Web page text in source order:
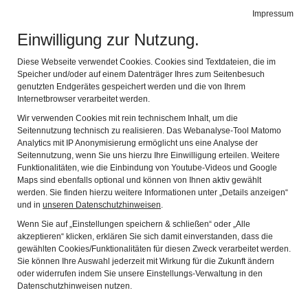
Impressum
Einwilligung zur Nutzung.
Diese Webseite verwendet Cookies. Cookies sind Textdateien, die im
Speicher und/oder auf einem Datenträger Ihres zum Seitenbesuch
genutzten Endgerätes gespeichert werden und die von Ihrem
Internetbrowser verarbeitet werden.
Wir verwenden Cookies mit rein technischem Inhalt, um die
Seitennutzung technisch zu realisieren. Das Webanalyse-Tool Matomo
Analytics mit IP Anonymisierung ermöglicht uns eine Analyse der
Seitennutzung, wenn Sie uns hierzu Ihre Einwilligung erteilen. Weitere
Funktionalitäten, wie die Einbindung von Youtube-Videos und Google
Maps sind ebenfalls optional und können von Ihnen aktiv gewählt
werden. Sie finden hierzu weitere Informationen unter „Details anzeigen“
und in unseren Datenschutzhinweisen.
Wenn Sie auf „Einstellungen speichern & schließen“ oder „Alle
akzeptieren“ klicken, erklären Sie sich damit einverstanden, dass die
gewählten Cookies/Funktionalitäten für diesen Zweck verarbeitet werden.
Sie können Ihre Auswahl jederzeit mit Wirkung für die Zukunft ändern
oder widerrufen indem Sie unsere Einstellungs-Verwaltung in den
Datenschutzhinweisen nutzen.
Mitarbeiterinnen und Mitarbeiter
Verwaltung
Sammlung und Technik
Bundesfreiwilligendienst 2026/27
Team Vermittlung
Verstärkung gesucht!
Museumsgeschichte
Kaufbeurer Hinterglasbilder auf Bavarikon + Google Arts & Culture